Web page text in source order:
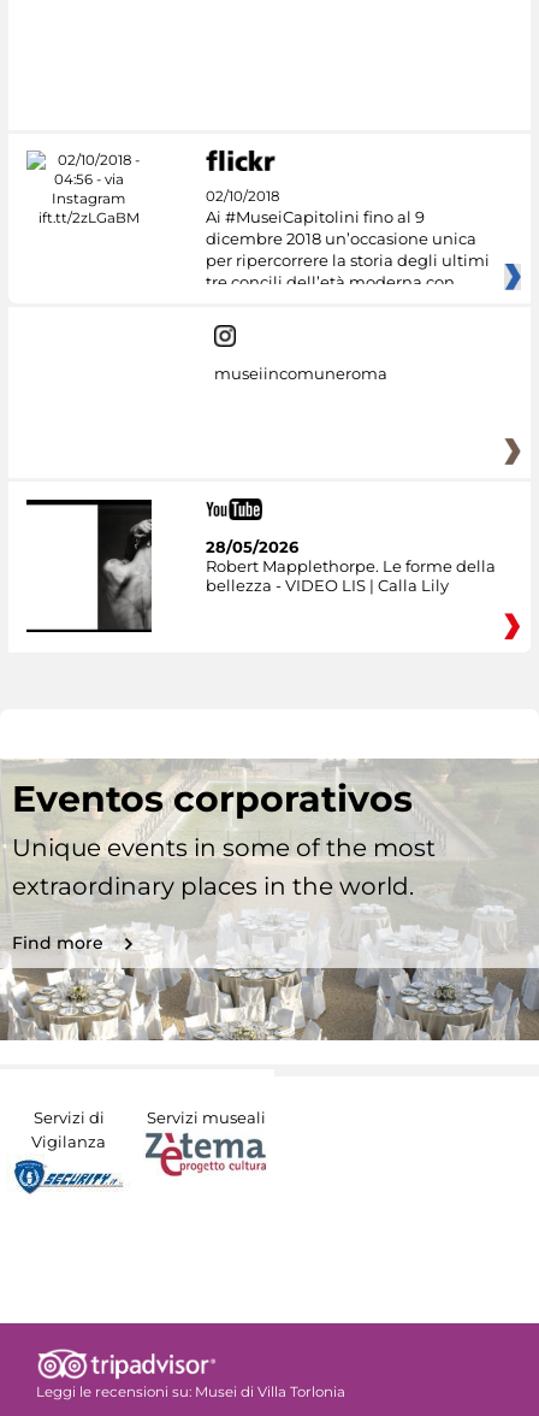
02/10/2018
Ai #MuseiCapitolini fino al 9
dicembre 2018 un’occasione unica
per ripercorrere la storia degli ultimi
tre concili dell’età moderna con
museiincomuneroma
28/05/2026
Robert Mapplethorpe. Le forme della
bellezza - VIDEO LIS | Calla Lily
Eventos corporativos
Unique events in some of the most
extraordinary places in the world.
Find more
Servizi di
Vigilanza
Servizi museali
Leggi le recensioni su: Musei di Villa Torlonia